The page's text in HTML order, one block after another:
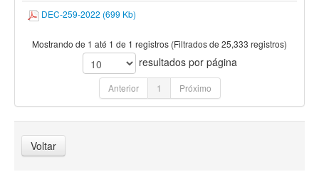
DEC-259-2022 (699 Kb)
Mostrando de 1 até 1 de 1 registros (Filtrados de 25,333 registros)
resultados por página
Anterior 1 Próximo
Voltar